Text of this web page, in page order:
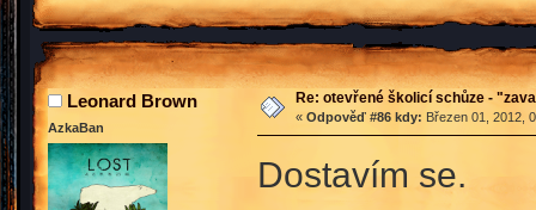
Leonard Brown
AzkaBan
Re: otevřené školicí schůze -
« Odpověď #86 kdy: Březen 01, 2012,
Dostavím se.